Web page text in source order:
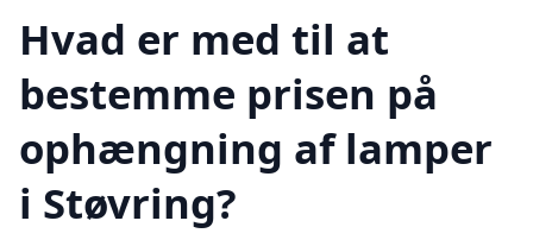
Hvad er med til at
bestemme prisen på
ophængning af lamper
i Støvring?